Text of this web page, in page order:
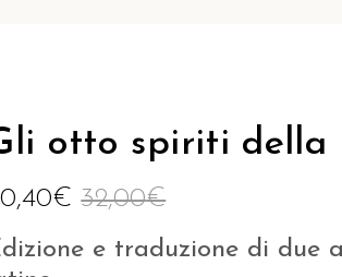
otto spiriti della
32,00€
€
e traduzione di due